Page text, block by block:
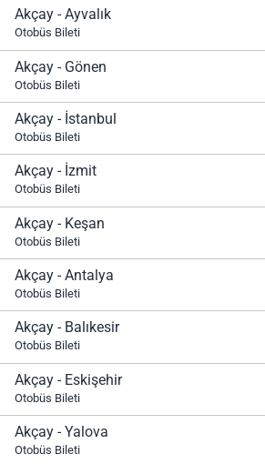
Akçay - Ayvalık
Otobüs Bileti
Akçay - Gönen
Otobüs Bileti
Akçay - İstanbul
Otobüs Bileti
Akçay - İzmit
Otobüs Bileti
Akçay - Keşan
Otobüs Bileti
Akçay - Antalya
Otobüs Bileti
Akçay - Balıkesir
Otobüs Bileti
Akçay - Eskişehir
Otobüs Bileti
Akçay - Yalova
Otobüs Bileti